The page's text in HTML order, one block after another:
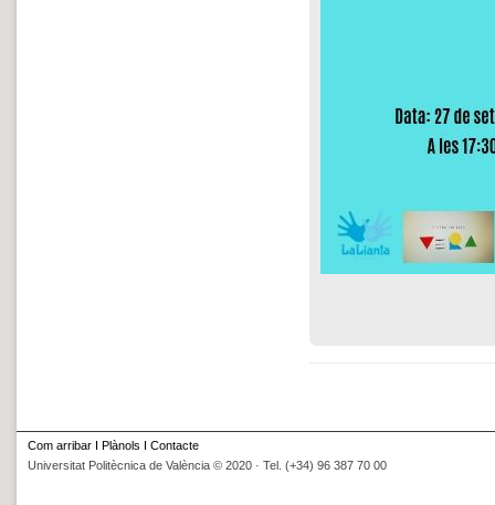
Com arribar I Plànols I Contacte
Universitat Politècnica de València © 2020 · Tel. (+34) 96 387 70 00